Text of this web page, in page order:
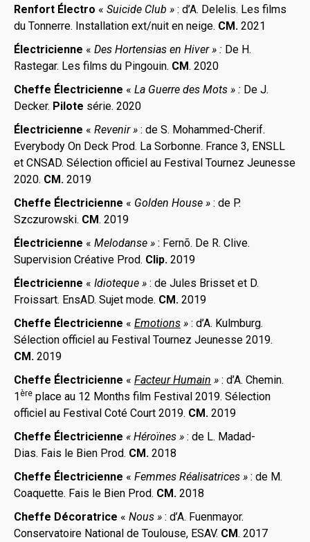
Renfort Électro « Suicide Club » : d’A. Delelis. Les films
du Tonnerre. Installation ext/nuit en neige. CM. 2021
Électricienne « Des Hortensias en Hiver» : De H.
Rastegar. Les films du Pingouin. CM. 2020
Cheffe Électricienne « La Guerre des Mots » : De J.
Decker. Pilote série. 2020
Électricienne « Revenir» : de S. Mohammed-Cherif.
Everybody On Deck Prod. La Sorbonne. France 3, ENSLL
et CNSAD. Sélection officiel au Festival Tournez Jeunesse
2020. CM. 2019
Cheffe Électricienne « Golden House » : de P.
Szczurowski. CM. 2019
Électricienne « Melodanse » : Fernõ. De R. Clive.
Supervision Créative Prod. Clip. 2019
Électricienne « Idioteque » : de Jules Brisset et D.
Froissart. EnsAD. Sujet mode. CM. 2019
Cheffe Électricienne « Emotions » : d’A. Kulmburg.
Sélection officiel au Festival Tournez Jeunesse 2019.
CM. 2019
Cheffe Électricienne « Facteur Humain » : d’A. Chemin.
1ère place au 12 Months film Festival 2019. Sélection
officiel au Festival Coté Court 2019. CM. 2019
Cheffe Électricienne « Héroïnes » : de L. Madad-
Dias. Fais le Bien Prod. CM. 2018
Cheffe Électricienne « Femmes Réalisatrices » : de M.
Coaquette. Fais le Bien Prod. CM. 2018
Cheffe Décoratrice « Nous » : d’A. Fuenmayor.
Conservatoire National de Toulouse, ESAV. CM. 2017